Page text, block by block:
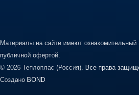
Материалы на сайте имеют ознакомительный
публичной офертой.
© 2026 Теплоплас (Россия). Все права
Создано BOND